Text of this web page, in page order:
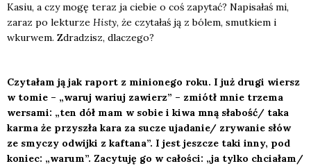
Kasiu, a czy mogę teraz ja cie­bie o coś zapy­tać? Napi­sa­łaś mi,
zaraz po lek­tu­rze Histy, że czy­ta­łaś ją z bólem, smut­kiem i
wkur­wem. Zdra­dzisz, dla­cze­go?
Czy­ta­łam ją jak raport z minio­ne­go roku. I już dru­gi wiersz
w tomie – „waruj wariuj zawierz” – zmiótł mnie trze­ma
wer­sa­mi: „ten dół mam w sobie i kiwa mną słabość/ taka
kar­ma że przy­szła kara za sucze ujadanie/ zry­wa­nie słów
ze smy­czy odwij­ki z kafta­na”. I jest jesz­cze taki inny, pod
koniec: „warum”. Zacy­tu­ję go w cało­ści: „ja tyl­ko chciałam/